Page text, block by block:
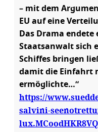
– mit dem
EU auf eine
Das Drama
Staatsanwalt sich
Schiffes bringen
damit die Einfahrt
ermöglichte…“
https://
salvini-